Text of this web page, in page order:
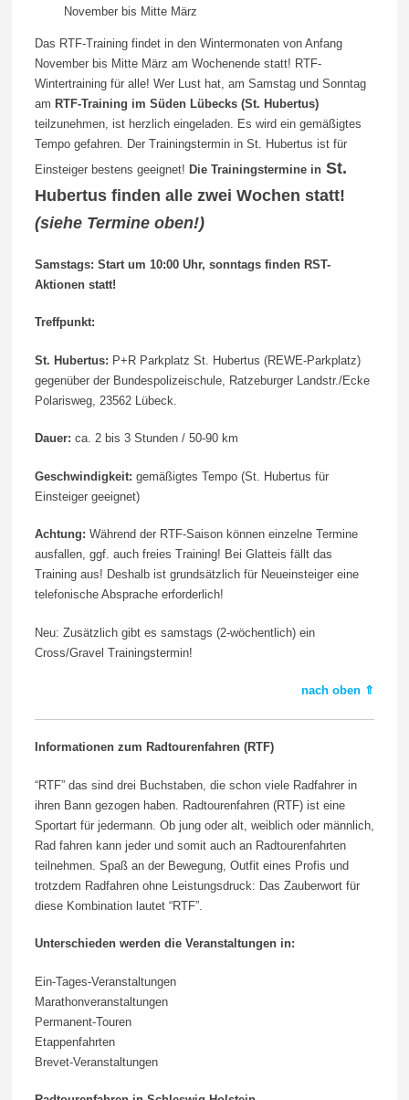
November bis Mitte März
Das RTF-Training findet in den Wintermonaten von Anfang
November bis Mitte März am Wochenende statt! RTF-
Wintertraining für alle! Wer Lust hat, am Samstag und Sonntag
am RTF-Training im Süden Lübecks (St. Hubertus)
teilzunehmen, ist herzlich eingeladen. Es wird ein gemäßigtes
Tempo gefahren. Der Trainingstermin in St. Hubertus ist für
Einsteiger bestens geeignet! Die Trainingstermine inSt.
Hubertus finden alle zwei Wochen statt!
(siehe Termine oben!)
Samstags: Start um 10:00 Uhr, sonntags finden RST-
Aktionen statt!
Treffpunkt:
St. Hubertus: P+R Parkplatz St. Hubertus (REWE-Parkplatz)
gegenüber der Bundespolizeischule, Ratzeburger Landstr./Ecke
Polarisweg, 23562 Lübeck.
Dauer: ca. 2 bis 3 Stunden / 50-90 km
Geschwindigkeit: gemäßigtes Tempo (St. Hubertus für
Einsteiger geeignet)
Achtung: Während der RTF-Saison können einzelne Termine
ausfallen, ggf. auch freies Training! Bei Glatteis fällt das
Training aus! Deshalb ist grundsätzlich für Neueinsteiger eine
telefonische Absprache erforderlich!
Neu: Zusätzlich gibt es samstags (2-wöchentlich) ein
Cross/Gravel Trainingstermin!
nach oben ⇑
Informationen zum Radtourenfahren (RTF)
“RTF” das sind drei Buchstaben, die schon viele Radfahrer in
ihren Bann gezogen haben. Radtourenfahren (RTF) ist eine
Sportart für jedermann. Ob jung oder alt, weiblich oder männlich,
Rad fahren kann jeder und somit auch an Radtourenfahrten
teilnehmen. Spaß an der Bewegung, Outfit eines Profis und
trotzdem Radfahren ohne Leistungsdruck: Das Zauberwort für
diese Kombination lautet “RTF”.
Unterschieden werden die Veranstaltungen in:
Ein-Tages-Veranstaltungen
Marathonveranstaltungen
Permanent-Touren
Etappenfahrten
Brevet-Veranstaltungen